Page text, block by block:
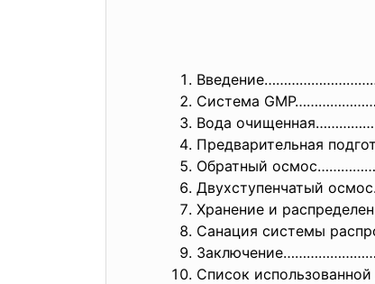
Система
Вода
Предварительная
Обратный
Двухступенчатый
Хранение и
Санация системы
Список